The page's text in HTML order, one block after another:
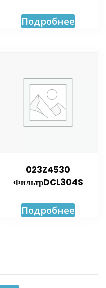
Подробнее
023Z4530
ФильтрDCL304S
Подробнее